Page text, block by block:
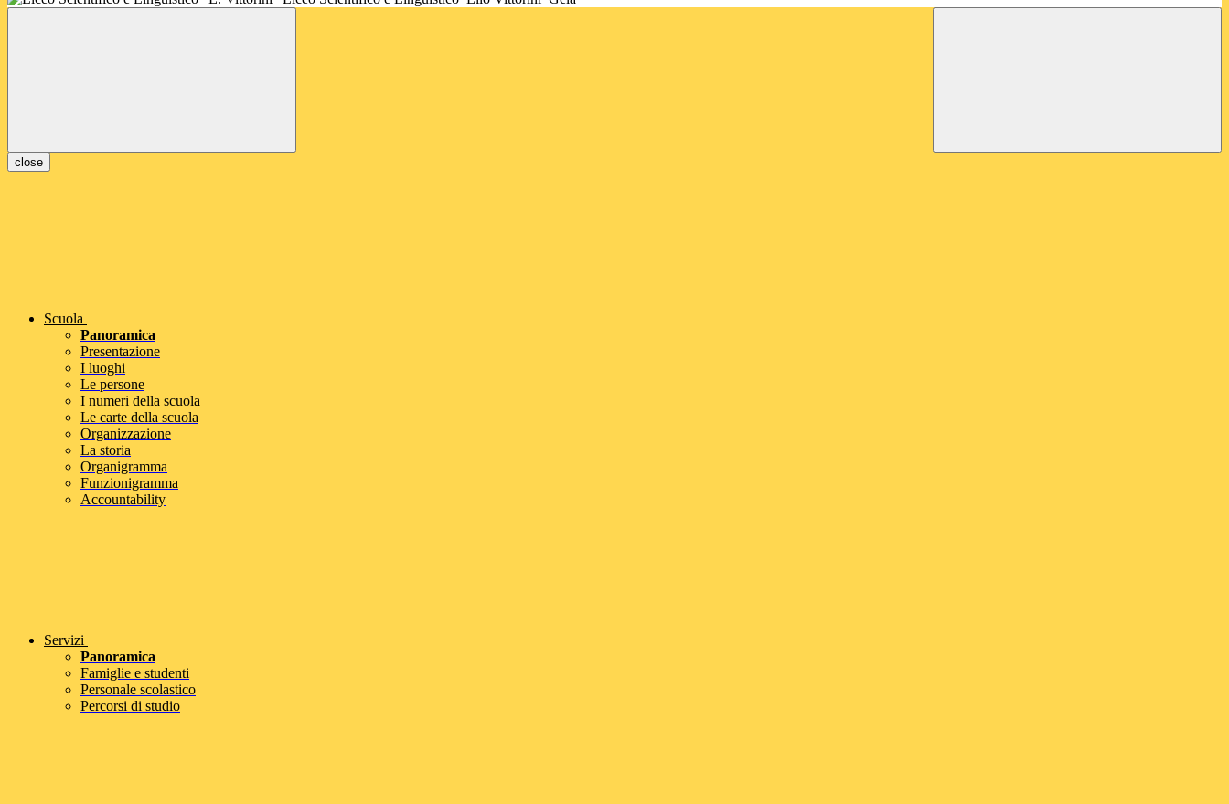
close
Scuola
Panoramica
Presentazione
I luoghi
Le persone
I numeri della scuola
Le carte della scuola
Organizzazione
La storia
Organigramma
Funzionigramma
Accountability
Servizi
Panoramica
Famiglie e studenti
Personale scolastico
Percorsi di studio